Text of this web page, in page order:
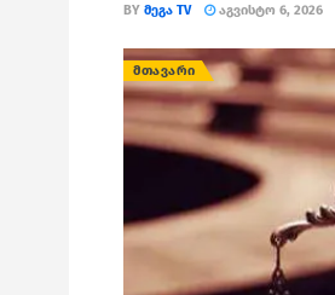
BY ᲛᲔᲒᲐ TV ᲐᲒᲕᲘᲡᲢᲝ 6, 2026
ᲛᲗᲐᲕᲐᲠᲘ